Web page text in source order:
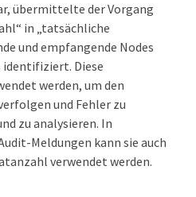
übermittelte der Vorgang
in „tatsächliche
und empfangende Nodes
identifiziert. Diese
werden, um den
und Fehler zu
zu analysieren. In
Meldungen kann sie auch
verwendet werden.